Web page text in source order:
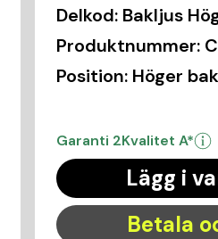
Delkod: Bakljus
Produktnummer:
Position: Höger bak
Garanti 2Kvalitet A*
Lägg i
Betala